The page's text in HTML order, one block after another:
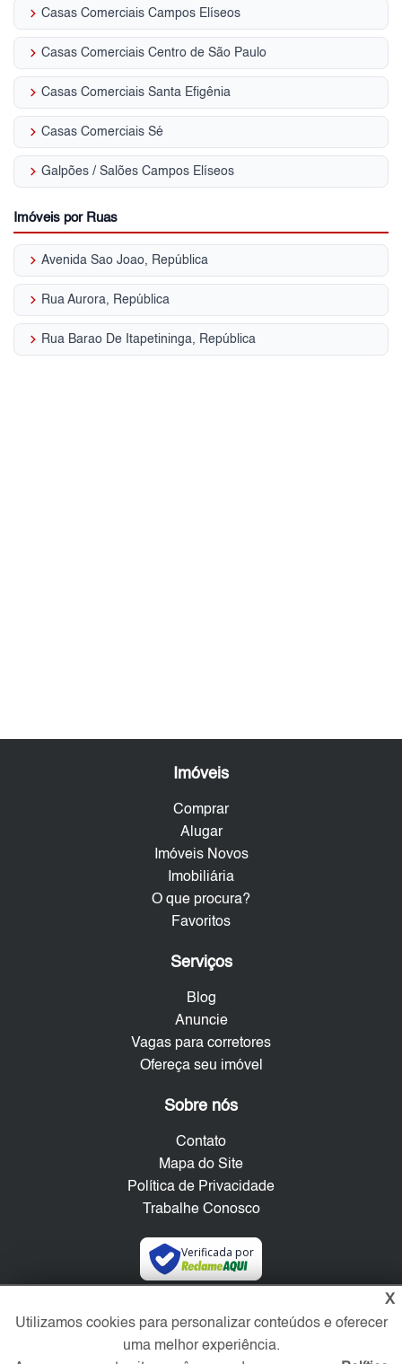
keyboard_arrow_right Casas Comerciais Campos Elíseos
keyboard_arrow_right Casas Comerciais Centro de São Paulo
keyboard_arrow_right Casas Comerciais Santa Efigênia
keyboard_arrow_right Casas Comerciais Sé
keyboard_arrow_right Galpões / Salões Campos Elíseos
Imóveis por Ruas
keyboard_arrow_right Avenida Sao Joao, República
keyboard_arrow_right Rua Aurora, República
keyboard_arrow_right Rua Barao De Itapetininga, República
Imóveis
Comprar
Alugar
Imóveis Novos
Imobiliária
O que procura?
Favoritos
Serviços
Blog
Anuncie
Vagas para corretores
Ofereça seu imóvel
Sobre nós
Contato
Mapa do Site
Política de Privacidade
Trabalhe Conosco
Verificada por
Redes Sociais
X
Utilizamos cookies para personalizar conteúdos e oferecer
uma melhor experiência.